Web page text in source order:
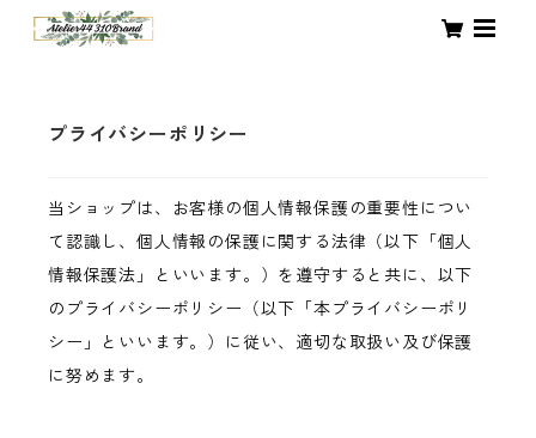
プライバシーポリシー
当ショップは、お客様の個人情報保護の重要性につい
て認識し、個人情報の保護に関する法律（以下「個人
情報保護法」といいます。）を遵守すると共に、以下
のプライバシーポリシー（以下「本プライバシーポリ
シー」といいます。）に従い、適切な取扱い及び保護
に努めます。